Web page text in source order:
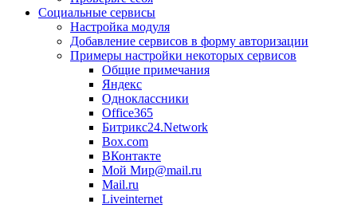
Социальные сервисы
Настройка модуля
Добавление сервисов в форму авторизации
Примеры настройки некоторых сервисов
Общие примечания
Яндекс
Одноклассники
Office365
Битрикс24.Network
Box.com
ВКонтакте
Мой Мир@mail.ru
Mail.ru
Liveinternet